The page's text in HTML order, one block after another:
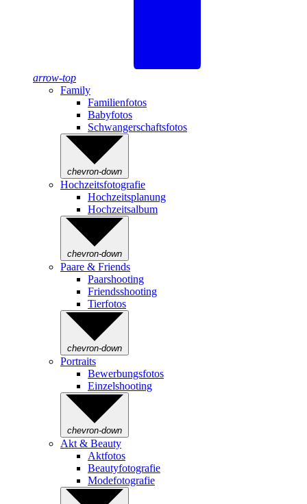
arrow-top
Family
Familienfotos
Babyfotos
Schwangerschaftsfotos
chevron-down
Hochzeitsfotografie
Hochzeitsplanung
Hochzeitsalbum
chevron-down
Paare & Friends
Paarshooting
Friendsshooting
Tierfotos
chevron-down
Portraits
Bewerbungsfotos
Einzelshooting
chevron-down
Akt & Beauty
Aktfotos
Beautyfotografie
Modefotografie